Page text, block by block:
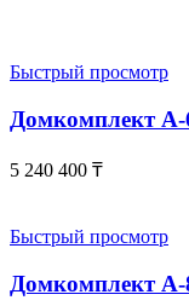
Быстрый просмотр
Домкомплект А-
5 240 400 ₸
Быстрый просмотр
Домкомплект А-